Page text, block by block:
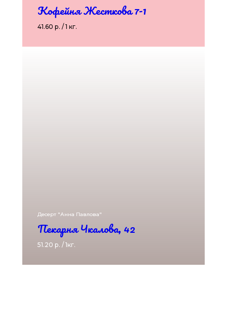
Кофейня Жесткова 7-1
41.60 р. / 1 кг.
Десерт "Анна Павлова"
Пекарня Чкалова, 42
51.20 р. / 1кг.